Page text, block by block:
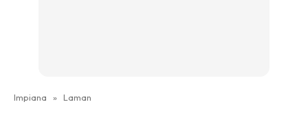
Impiana » Laman